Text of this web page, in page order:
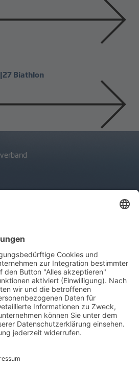
Biathlon
Selektionsrichtlinien
Kontakt
Impressum
Datenschutz